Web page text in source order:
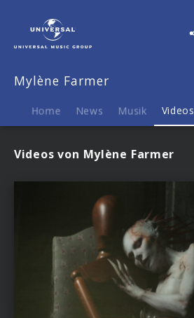
Videos
Mylène Farmer
Home News Musik Videos
Videos von Mylène Farmer